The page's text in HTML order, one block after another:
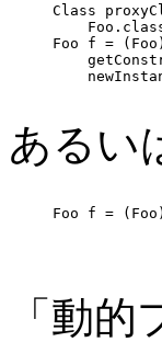
Class
Foo f =
あるい
Foo f =
「動